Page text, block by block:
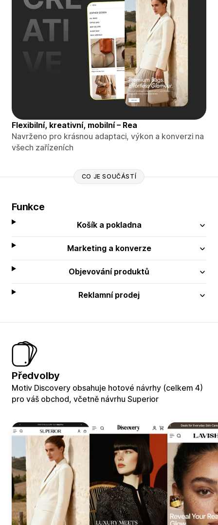
Flexibilní, kreativní, mobilní – Rea
Navrženo pro krásnou adaptaci, výkon a konverzi na
všech zařízeních
CO JE SOUČÁSTÍ
Funkce
Košík a pokladna
Marketing a konverze
Objevování produktů
Reklamní prodej
Předvolby
Motiv Discovery obsahuje hotové návrhy (celkem 4)
pro váš obchod, včetně návrhu Superior